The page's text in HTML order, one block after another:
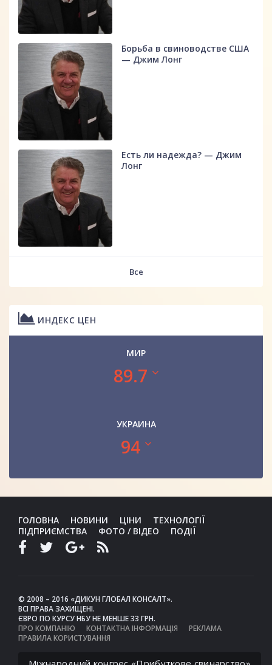
Борьба в свиноводстве США
— Джим Лонг
Есть ли надежда? — Джим
Лонг
Все
ИНДЕКС ЦЕН
МИР
89.7
УКРАИНА
94
ГОЛОВНА НОВИНИ ЦІНИ
ТЕХНОЛОГІЇ
ПІДПРИЄМСТВА
ФОТО / ВІДЕО ПОДІЇ
© 2008 – 2016 «ДИКУН ГЛОБАЛ КОНСАЛТ».
ВСІ ПРАВА ЗАХИЩЕНІ.
ЄВРО ПО КУРСУ НБУ НЕ МЕНШЕ 33 ГРН.
ПРО КОМПАНІЮ
КОНТАКТНА ІНФОРМАЦІЯ
РЕКЛАМА
ПРАВИЛА КОРИСТУВАННЯ